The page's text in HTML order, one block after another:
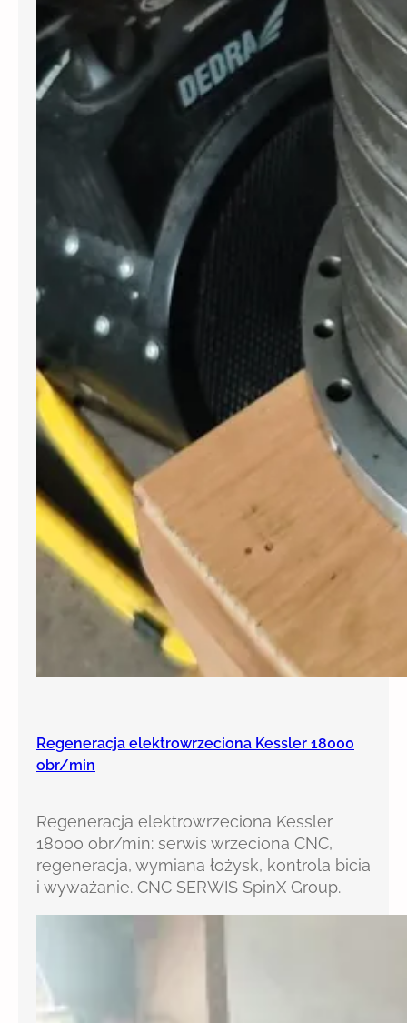
Regeneracja elektrowrzeciona Kessler 18000
obr/min
Regeneracja elektrowrzeciona Kessler
18000 obr/min: serwis wrzeciona CNC,
regeneracja, wymiana łożysk, kontrola bicia
i wyważanie. CNC SERWIS SpinX Group.